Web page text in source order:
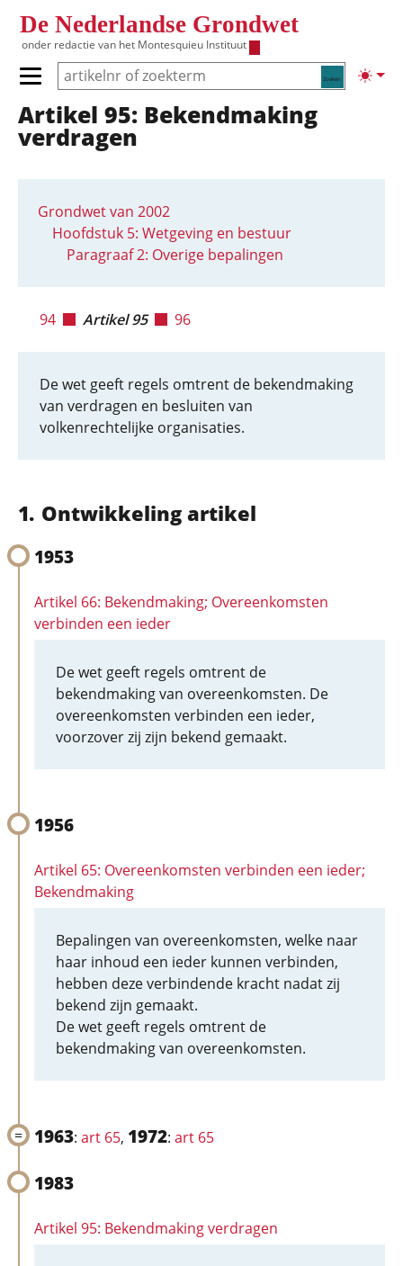
De Nederlandse Grondwet
onder redactie van het Montesquieu Instituut
Zoeken
Primair menu tonen/verbergen
Hoofdnavigatie
Artikel 95: Bekendmaking
verdragen
Grondwet van 2002
Hoofdstuk 5: Wetgeving en bestuur
Paragraaf 2: Overige bepalingen
94 Artikel 95 96
De wet geeft regels omtrent de bekendmaking
van verdragen en besluiten van
volkenrechtelijke organisaties.
Ontwikkeling artikel
1953
Artikel 66: Bekendmaking; Overeenkomsten
verbinden een ieder
De wet geeft regels omtrent de
bekendmaking van overeenkomsten. De
overeenkomsten verbinden een ieder,
voorzover zij zijn bekend gemaakt.
1956
Artikel 65: Overeenkomsten verbinden een ieder;
Bekendmaking
Bepalingen van overeenkomsten, welke naar
haar inhoud een ieder kunnen verbinden,
hebben deze verbindende kracht nadat zij
bekend zijn gemaakt.
De wet geeft regels omtrent de
bekendmaking van overeenkomsten.
1963: art 65, 1972: art 65
1983
Artikel 95: Bekendmaking verdragen